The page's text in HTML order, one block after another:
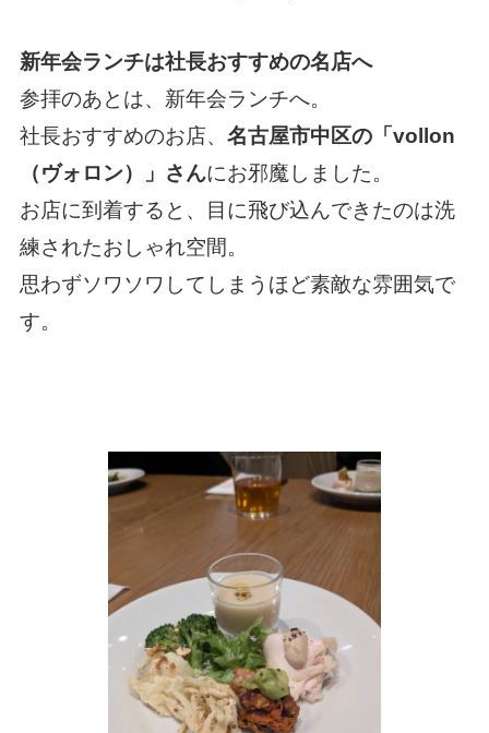
新年会ランチは社長おすすめの名店へ
参拝のあとは、新年会ランチへ。
社長おすすめのお店、 名古屋市中区の「vollon
（ヴォロン）」さんにお邪魔しました。
お店に到着すると、目に飛び込んできたのは洗
練されたおしゃれ空間。
思わずソワソワしてしまうほど素敵な雰囲気で
す。